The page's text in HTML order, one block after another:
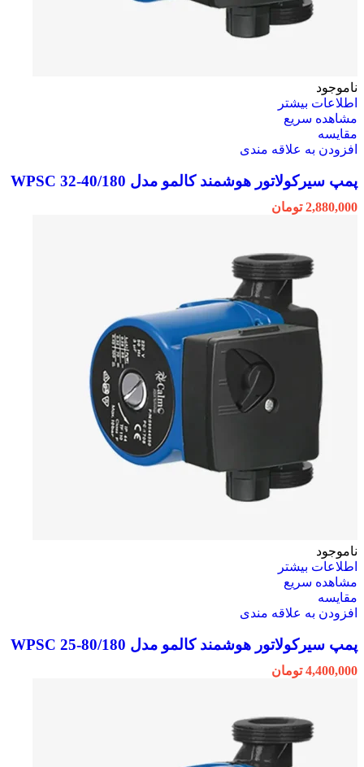
ناموجود
اطلاعات بیشتر
مشاهده سریع
مقایسه
افزودن به علاقه مندی
پمپ سیرکولاتور هوشمند کالمو مدل WPSC 32-40/180
2,880,000 تومان
ناموجود
اطلاعات بیشتر
مشاهده سریع
مقایسه
افزودن به علاقه مندی
پمپ سیرکولاتور هوشمند کالمو مدل WPSC 25-80/180
4,400,000 تومان